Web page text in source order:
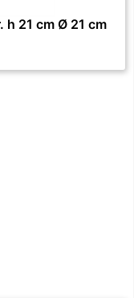
h 21 cm Ø 21 cm